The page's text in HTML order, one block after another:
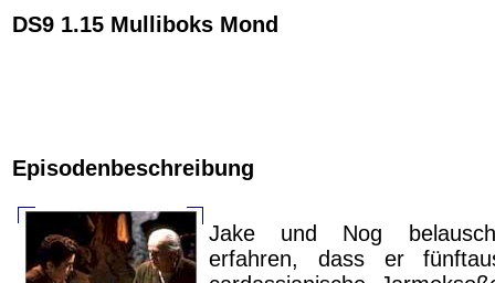
DS9 1.15 Mulliboks Mond
Episodenbeschreibung
Jake und Nog
erfahren, dass er